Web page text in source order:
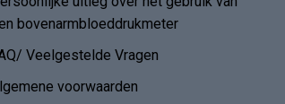
bovenarmbloeddrukmeter
Veelgestelde Vragen
voorwaarden